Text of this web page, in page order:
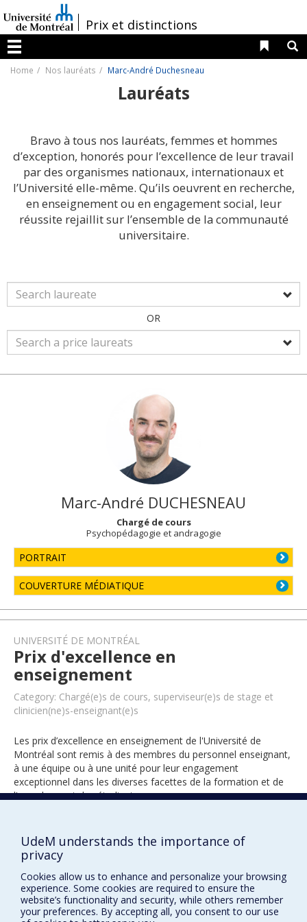
au
contenu
/Prix et distinctions
Menu
Liens
Home Nos lauréats Marc-André Duchesneau
Lauréats
Bravo à tous nos lauréats, femmes et hommes
d’exception, honorés pour l’excellence de leur travail
par des organismes nationaux, internationaux et
l’Université elle-même. Qu’ils oeuvrent en recherche,
en enseignement ou en engagement social, leur
réussite rejaillit sur l’ensemble de la communauté
universitaire.
OR
Marc-André DUCHESNEAU
Chargé de cours
Psychopédagogie et andragogie
PORTRAIT
COUVERTURE MÉDIATIQUE
UNIVERSITÉ DE MONTRÉAL
Prix d'excellence en
enseignement
Category: Chargé(e)s de cours, superviseur(e)s de stage et
clinicien(ne)s-enseignant(e)s
Les prix d’excellence en enseignement de l'Université de
Montréal sont remis à des membres du personnel enseignant,
à une équipe ou à une unité pour leur engagement
exceptionnel dans les diverses facettes de la formation et de
l’encadrement des étudiants.
UdeM understands the importance of
privacy
Cookies allow us to enhance and personalize your browsing
experience. Some cookies are required to ensure the
website’s functionality and security, while others remember
your preferences. By accepting all, you consent to our use